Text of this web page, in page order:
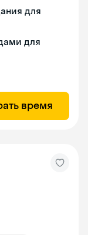
для
для
время